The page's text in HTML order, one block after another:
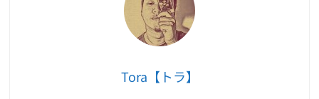
Tora【トラ】